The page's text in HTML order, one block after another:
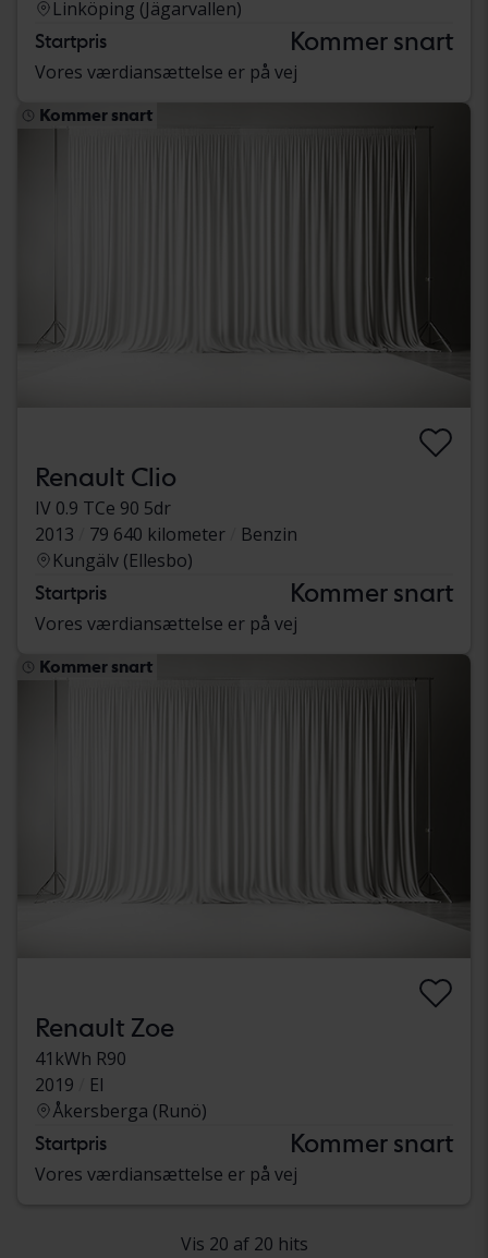
Linköping (Jägarvallen)
Startpris Kommer snart
Vores værdiansættelse er på vej
Kommer snart
Renault Clio
IV 0.9 TCe 90 5dr
2013
79 640 kilometer
Benzin
Kungälv (Ellesbo)
Startpris Kommer snart
Vores værdiansættelse er på vej
Kommer snart
Renault Zoe
41kWh R90
2019
El
Åkersberga (Runö)
Startpris Kommer snart
Vores værdiansættelse er på vej
Vis 20 af 20 hits